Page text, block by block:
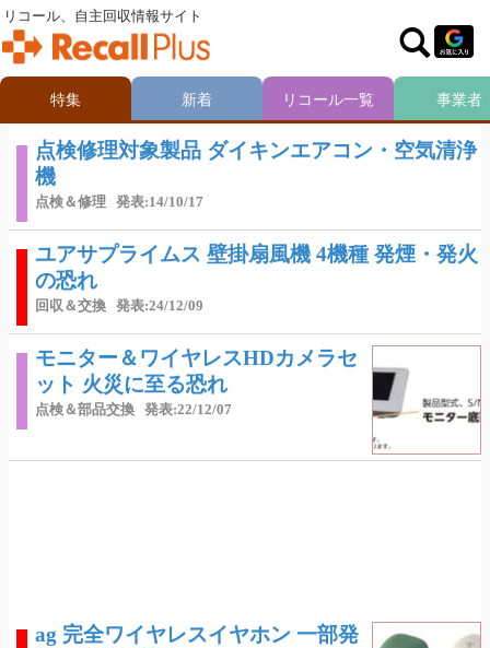
点検修理対象製品 ダイキンエアコン・空気清浄
機
点検＆修理 発表:14/10/17
ユアサプライムス 壁掛扇風機 4機種 発煙・発火
の恐れ
回収＆交換 発表:24/12/09
モニター＆ワイヤレスHDカメラセ
ット 火災に至る恐れ
点検＆部品交換 発表:22/12/07
ag 完全ワイヤレスイヤホン 一部発
リコール、自主回収情報サイト
特集 新着 リコール一覧 事業者